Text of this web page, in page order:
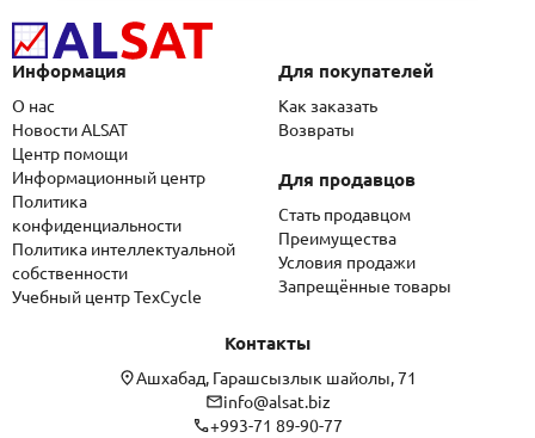
Информация
О нас
Новости ALSAT
Центр помощи
Информационный центр
Политика
конфиденциальности
Политика интеллектуальной
собственности
Учебный центр TexCycle
Для покупателей
Как заказать
Возвраты
Для продавцов
Стать продавцом
Преимущества
Условия продажи
Запрещённые товары
Контакты
Ашхабад, Гарашсызлык шайолы, 71
info@alsat.biz
+993-71 89-90-77